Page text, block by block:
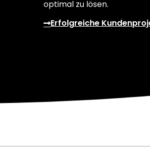
optimal zu lösen.
Erfolgreiche